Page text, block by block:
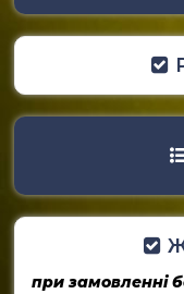
при замовленні